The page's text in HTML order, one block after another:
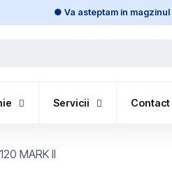
● Va asteptam in magzinul
Servicii Contact
MARK II